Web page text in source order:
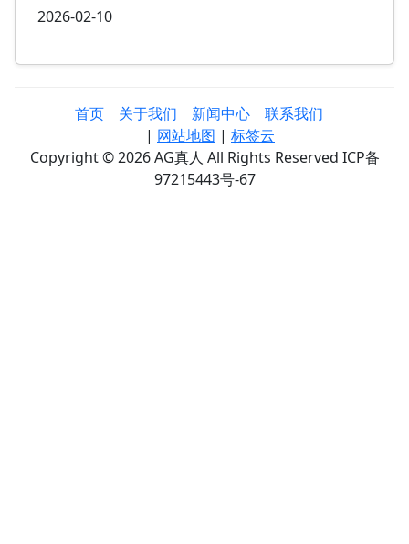
2026-02-10
首页 关于我们 新闻中心
联系我们
| 网站地图 | 标签云
Copyright © 2026 AG真人 All Rights Reserved ICP备
97215443号-67